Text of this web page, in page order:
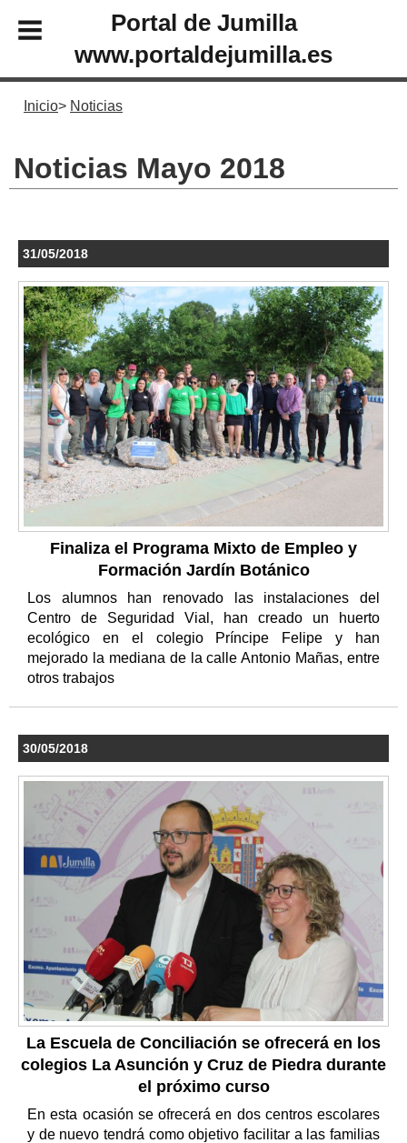
Portal de Jumilla
www.portaldejumilla.es
Inicio Noticias
Noticias Mayo 2018
31/05/2018
Finaliza el Programa Mixto de Empleo y
Formación Jardín Botánico
Los alumnos han renovado las instalaciones del
Centro de Seguridad Vial, han creado un huerto
ecológico en el colegio Príncipe Felipe y han
mejorado la mediana de la calle Antonio Mañas, entre
otros trabajos
30/05/2018
La Escuela de Conciliación se ofrecerá en los
colegios La Asunción y Cruz de Piedra durante
el próximo curso
En esta ocasión se ofrecerá en dos centros escolares
y de nuevo tendrá como objetivo facilitar a las familias